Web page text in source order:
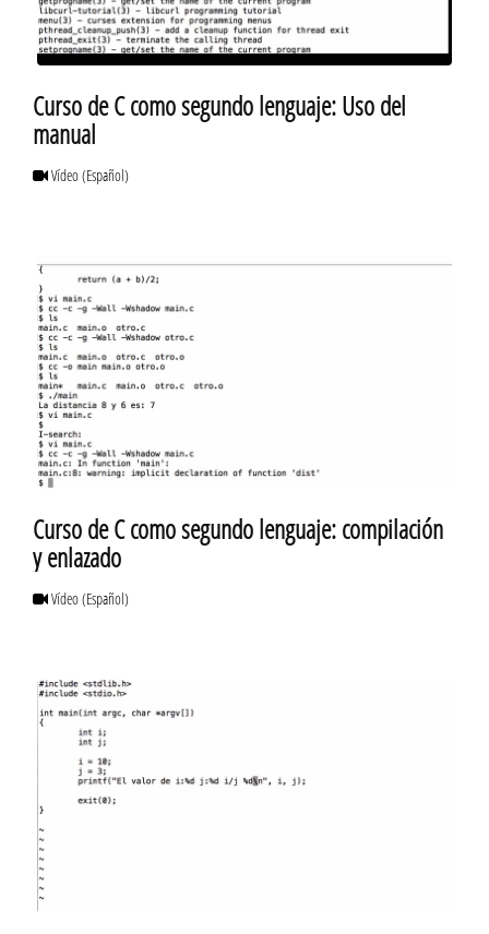
Curso de C como segundo lenguaje: Uso del
manual
Vídeo(Español)
Curso de C como segundo lenguaje: compilación
y enlazado
Vídeo(Español)